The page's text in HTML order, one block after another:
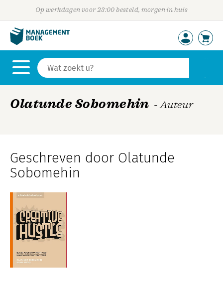
Op werkdagen voor 23:00 besteld, morgen in huis
Olatunde Sobomehin - Auteur
Geschreven door Olatunde
Sobomehin